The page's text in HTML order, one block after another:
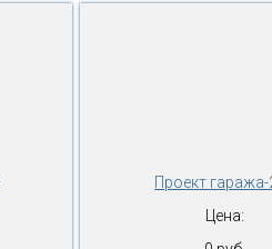
Проект
Цена: